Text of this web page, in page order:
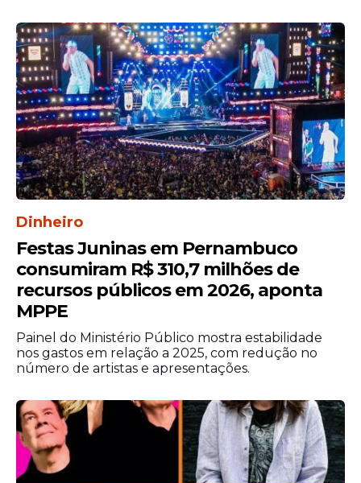
Na reunião, a comitiva pernambucana
solicitou o empenho do parlamentar na
articulação política em favor da matéria no
proposta representa um avanço
importante na defesa de condições mais
justas de remuneração para profissionais
essenciais ao funcionamento do sistema
de saúde.
A mobilização reforça o compromisso das
entidades médicas com a valorização da
carreira, a dignidade do exercício
profissional e o fortalecimento da
assistência prestada à população.
Dinheiro
Festas Juninas em Pernambuco
consumiram R$ 310,7 milhões de
recursos públicos em 2026, aponta
MPPE
Painel do Ministério Público mostra estabilidade
nos gastos em relação a 2025, com redução no
número de artistas e apresentações.